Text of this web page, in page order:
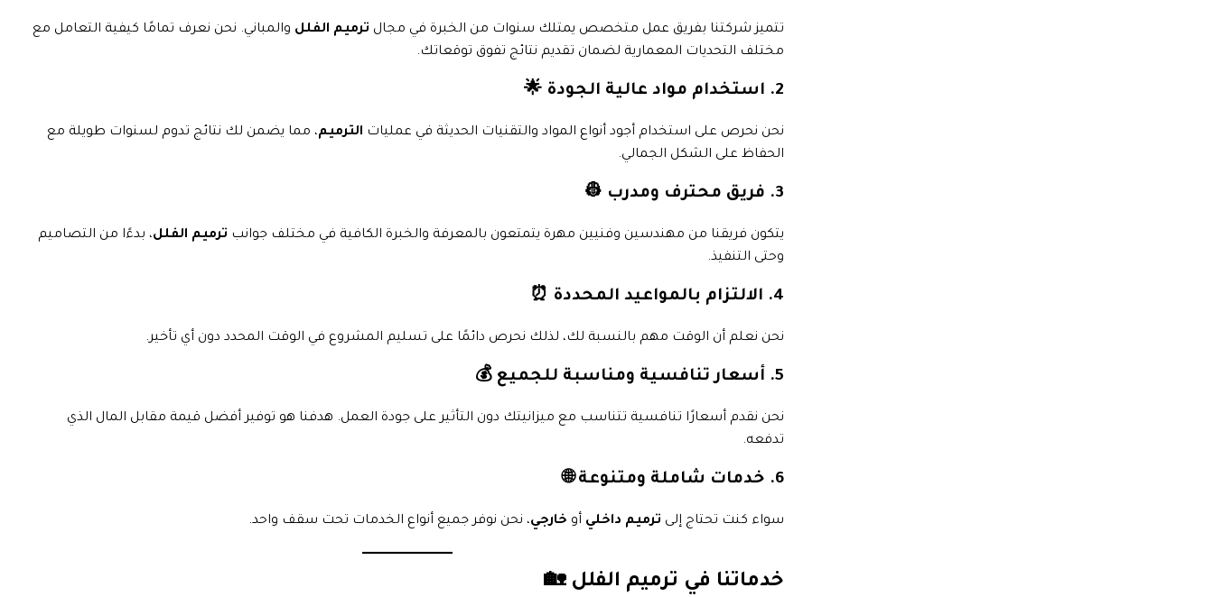
تتميز شركتنا بفريق عمل متخصص يمتلك سنوات من الخبرة في مجال ترميم الفلل والمباني. نحن نعرف تمامًا كيفية التعامل مع
مختلف التحديات المعمارية لضمان تقديم نتائج تفوق توقعاتك.
2. استخدام مواد عالية الجودة 🌟
نحن نحرص على استخدام أجود أنواع المواد والتقنيات الحديثة في عمليات الترميم، مما يضمن لك نتائج تدوم لسنوات طويلة مع
الحفاظ على الشكل الجمالي.
3. فريق محترف ومدرب 👷
يتكون فريقنا من مهندسين وفنيين مهرة يتمتعون بالمعرفة والخبرة الكافية في مختلف جوانب ترميم الفلل، بدءًا من التصاميم
وحتى التنفيذ.
4. الالتزام بالمواعيد المحددة ⏰
نحن نعلم أن الوقت مهم بالنسبة لك، لذلك نحرص دائمًا على تسليم المشروع في الوقت المحدد دون أي تأخير.
5. أسعار تنافسية ومناسبة للجميع 💰
نحن نقدم أسعارًا تنافسية تتناسب مع ميزانيتك دون التأثير على جودة العمل. هدفنا هو توفير أفضل قيمة مقابل المال الذي
تدفعه.
6. خدمات شاملة ومتنوعة 🌐
سواء كنت تحتاج إلى ترميم داخلي أو خارجي، نحن نوفر جميع أنواع الخدمات تحت سقف واحد.
خدماتنا في ترميم الفلل 🏡